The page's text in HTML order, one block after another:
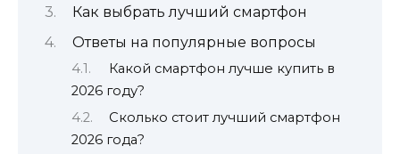
Как выбрать лучший смартфон
Ответы на популярные вопросы
Какой смартфон лучше купить в
2026 году?
Сколько стоит лучший смартфон
2026 года?